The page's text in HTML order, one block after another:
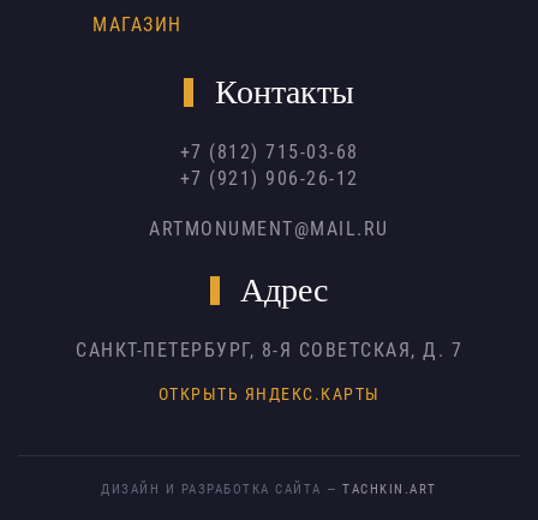
МАГАЗИН
Контакты
+7 (812) 715-03-68
+7 (921) 906-26-12
ARTMONUMENT@MAIL.RU
Адрес
САНКТ-ПЕТЕРБУРГ, 8-Я СОВЕТСКАЯ, Д. 7
ОТКРЫТЬ ЯНДЕКС.КАРТЫ
ДИЗАЙН И РАЗРАБОТКА САЙТА —TACHKIN.ART